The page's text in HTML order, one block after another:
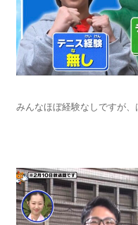
みんなほぼ経験なしですが